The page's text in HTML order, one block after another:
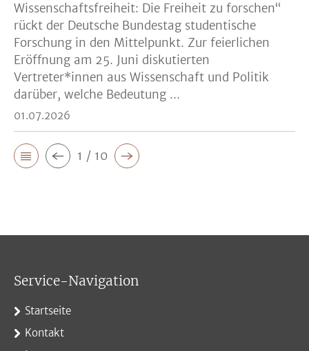
Wissenschaftsfreiheit: Die Freiheit zu forschen“
rückt der Deutsche Bundestag studentische
Forschung in den Mittelpunkt. Zur feierlichen
Eröffnung am 25. Juni diskutierten
Vertreter*innen aus Wissenschaft und Politik
darüber, welche Bedeutung ...
01.07.2026
1 / 10
Service-Navigation
Startseite
Kontakt